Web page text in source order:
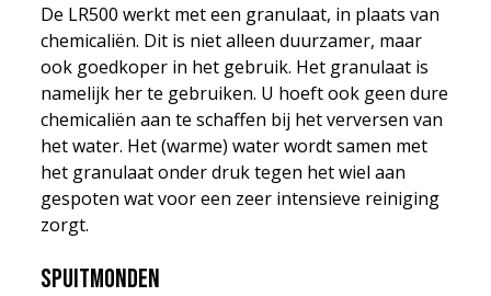
De LR500 werkt met een granulaat, in plaats van
chemicaliën. Dit is niet alleen duurzamer, maar
ook goedkoper in het gebruik. Het granulaat is
namelijk her te gebruiken. U hoeft ook geen dure
chemicaliën aan te schaffen bij het verversen van
het water. Het (warme) water wordt samen met
het granulaat onder druk tegen het wiel aan
gespoten wat voor een zeer intensieve reiniging
zorgt.
Spuitmonden